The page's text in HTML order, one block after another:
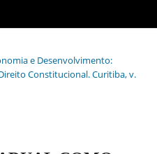
e Desenvolvimento:
Constitucional. Curitiba, v.